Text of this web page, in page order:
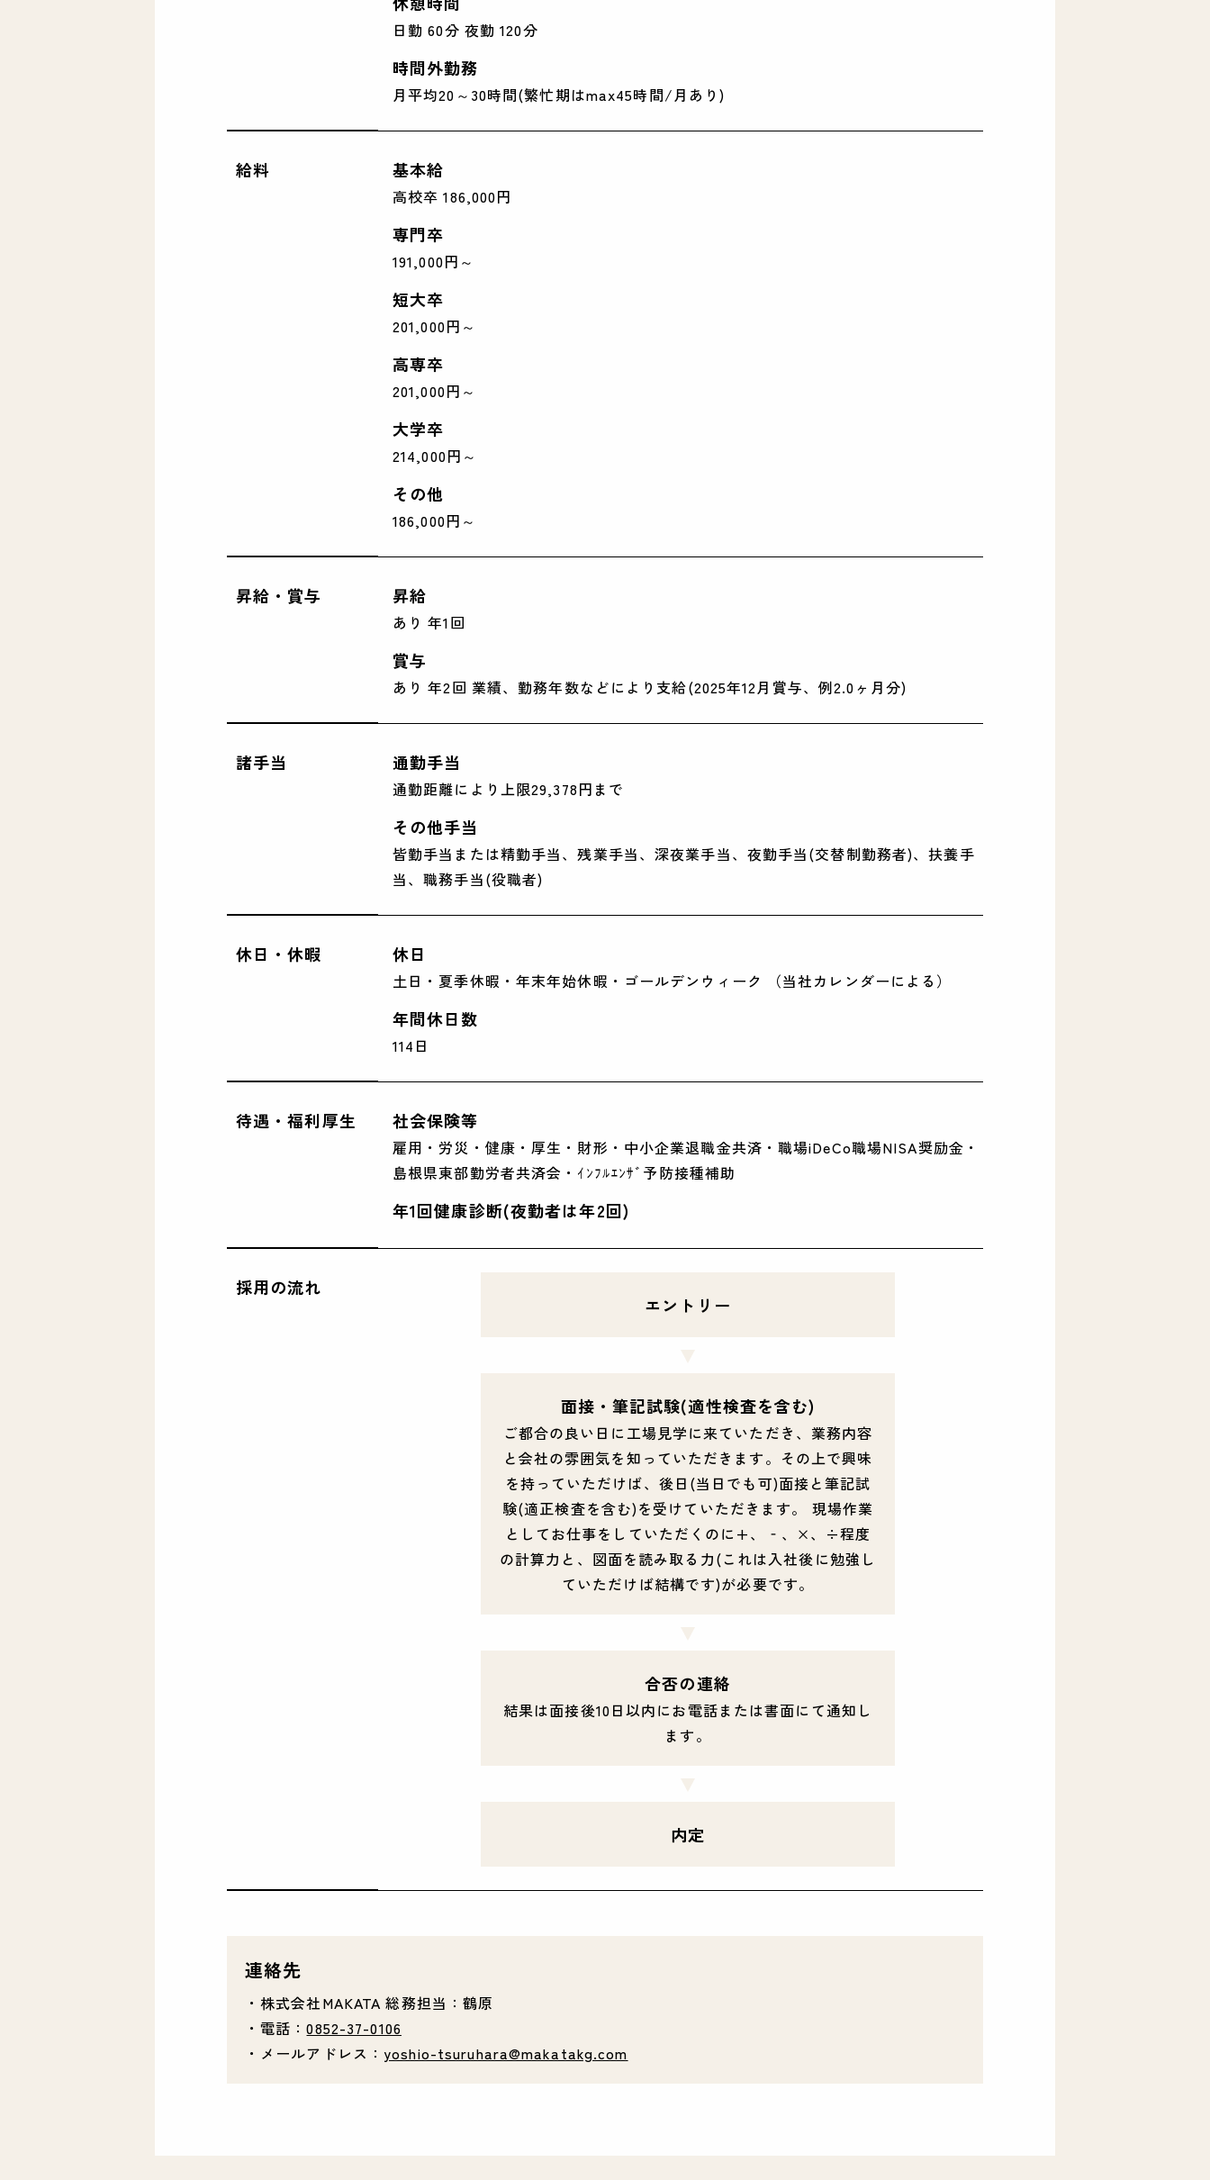
日勤 60分 夜勤 120分
時間外勤務
月平均20～30時間(繁忙期はmax45時間/月あり)
給料 基本給
高校卒 186,000円
専門卒
191,000円～
短大卒
201,000円～
高専卒
201,000円～
大学卒
214,000円～
その他
186,000円～
昇給・賞与 昇給
あり 年1回
賞与
あり 年2回 業績、勤務年数などにより支給(2025年12月賞与、例2.0ヶ月分)
諸手当 通勤手当
通勤距離により上限29,378円まで
その他手当
皆勤手当または精勤手当、残業手当、深夜業手当、夜勤手当(交替制勤務者)、扶養手
当、職務手当(役職者)
休日・休暇 休日
土日・夏季休暇・年末年始休暇・ゴールデンウィーク （当社カレンダーによる）
年間休日数
114日
待遇・福利厚生 社会保険等
雇用・労災・健康・厚生・財形・中小企業退職金共済・職場iDeCo職場NISA奨励金・
島根県東部勤労者共済会・ｲﾝﾌﾙｴﾝｻﾞ予防接種補助
年1回健康診断(夜勤者は年2回)
採用の流れ
エントリー
面接・筆記試験(適性検査を含む)
ご都合の良い日に工場見学に来ていただき、業務内容
と会社の雰囲気を知っていただきます。その上で興味
を持っていただけば、後日(当日でも可)面接と筆記試
験(適正検査を含む)を受けていただきます。 現場作業
としてお仕事をしていただくのに+、‐、×、÷程度
の計算力と、図面を読み取る力(これは入社後に勉強し
ていただけば結構です)が必要です。
合否の連絡
結果は面接後10日以内にお電話または書面にて通知し
ます。
内定
連絡先
・株式会社MAKATA 総務担当：鶴原
・電話：0852-37-0106
・メールアドレス： yoshio-tsuruhara@makatakg.com